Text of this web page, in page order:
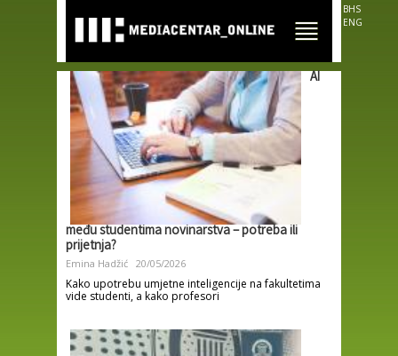
main
content
BHS
ENG
AI
među studentima novinarstva – potreba ili
prijetnja?
Emina Hadžić 20/05/2026
Kako upotrebu umjetne inteligencije na fakultetima
vide studenti, a kako profesori